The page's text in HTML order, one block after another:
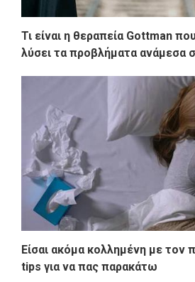
Τι είναι η θεραπεία Gottman
λύσει τα προβλήματα ανάμεσα
Eίσαι ακόμα κολλημένη με τον
tips για να πας παρακάτω